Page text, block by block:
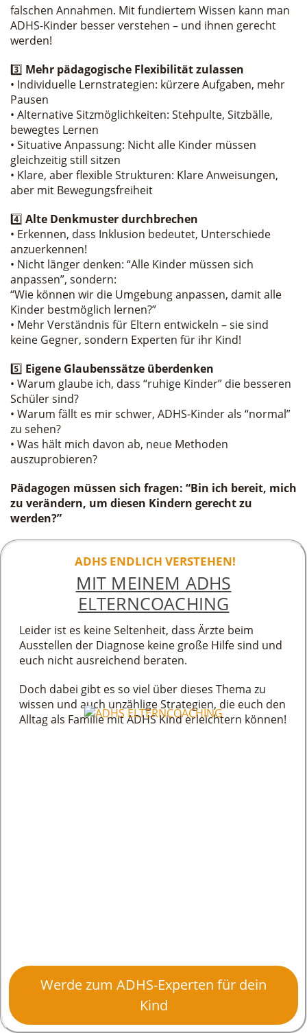
falschen Annahmen. Mit fundiertem Wissen kann man
ADHS-Kinder besser verstehen – und ihnen gerecht
werden!
3️⃣ Mehr pädagogische Flexibilität zulassen
• Individuelle Lernstrategien: kürzere Aufgaben, mehr
Pausen
• Alternative Sitzmöglichkeiten: Stehpulte, Sitzbälle,
bewegtes Lernen
• Situative Anpassung: Nicht alle Kinder müssen
gleichzeitig still sitzen
• Klare, aber flexible Strukturen: Klare Anweisungen,
aber mit Bewegungsfreiheit
4️⃣ Alte Denkmuster durchbrechen
• Erkennen, dass Inklusion bedeutet, Unterschiede
anzuerkennen!
• Nicht länger denken: “Alle Kinder müssen sich
anpassen”, sondern:
“Wie können wir die Umgebung anpassen, damit alle
Kinder bestmöglich lernen?”
• Mehr Verständnis für Eltern entwickeln – sie sind
keine Gegner, sondern Experten für ihr Kind!
5️⃣ Eigene Glaubenssätze überdenken
• Warum glaube ich, dass “ruhige Kinder” die besseren
Schüler sind?
• Warum fällt es mir schwer, ADHS-Kinder als “normal”
zu sehen?
• Was hält mich davon ab, neue Methoden
auszuprobieren?
Pädagogen müssen sich fragen: “Bin ich bereit, mich
zu verändern, um diesen Kindern gerecht zu
werden?”
ADHS ENDLICH VERSTEHEN!
MIT MEINEM ADHS
ELTERNCOACHING
Leider ist es keine Seltenheit, dass Ärzte beim
Ausstellen der Diagnose keine große Hilfe sind und
euch nicht ausreichend beraten.
Doch dabei gibt es so viel über dieses Thema zu
wissen und auch unzählige Strategien, die euch den
Alltag als Familie mit ADHS Kind erleichtern können!
Werde zum ADHS-Experten für dein
Kind